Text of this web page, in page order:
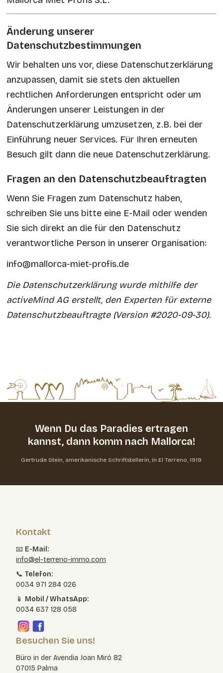
Änderung unserer
Datenschutzbestimmungen
Wir behalten uns vor, diese Datenschutzerklärung
anzupassen, damit sie stets den aktuellen
rechtlichen Anforderungen entspricht oder um
Änderungen unserer Leistungen in der
Datenschutzerklärung umzusetzen, z.B. bei der
Einführung neuer Services. Für Ihren erneuten
Besuch gilt dann die neue Datenschutzerklärung.
Fragen an den Datenschutzbeauftragten
Wenn Sie Fragen zum Datenschutz haben,
schreiben Sie uns bitte eine E-Mail oder wenden
Sie sich direkt an die für den Datenschutz
verantwortliche Person in unserer Organisation:
info@mallorca-miet-profis.de
Die Datenschutzerklärung wurde mithilfe der
activeMind AG erstellt, den Experten fürexterne
Datenschutzbeauftragte(Version #2020-09-30).
Wenn Du das Paradies ertragen
kannst,dann komm nach Mallorca!
Gertrude Stein, amerikanische Schriftstellerin, in El Terreno, 1919
Kontakt
📧 E-Mail:
info@el-terreno-immo.com
📞Telefon:
0034 971 284 026
📱 Mobil / WhatsApp:
0034 637 128 058
Besuchen Sie uns!
Büro in der Avendia Joan Miró 82
07015 Palma